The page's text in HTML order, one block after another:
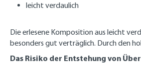
leicht verdaulich
Die erlesene Komposition aus leicht
besonders gut verträglich. Durch den
Das Risiko der Entstehung von